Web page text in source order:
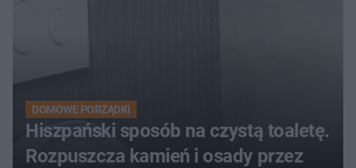
DOMOWE PORZĄDKI
Hiszpański sposób na czystą toaletę.
Rozpuszcza kamień i osady przez